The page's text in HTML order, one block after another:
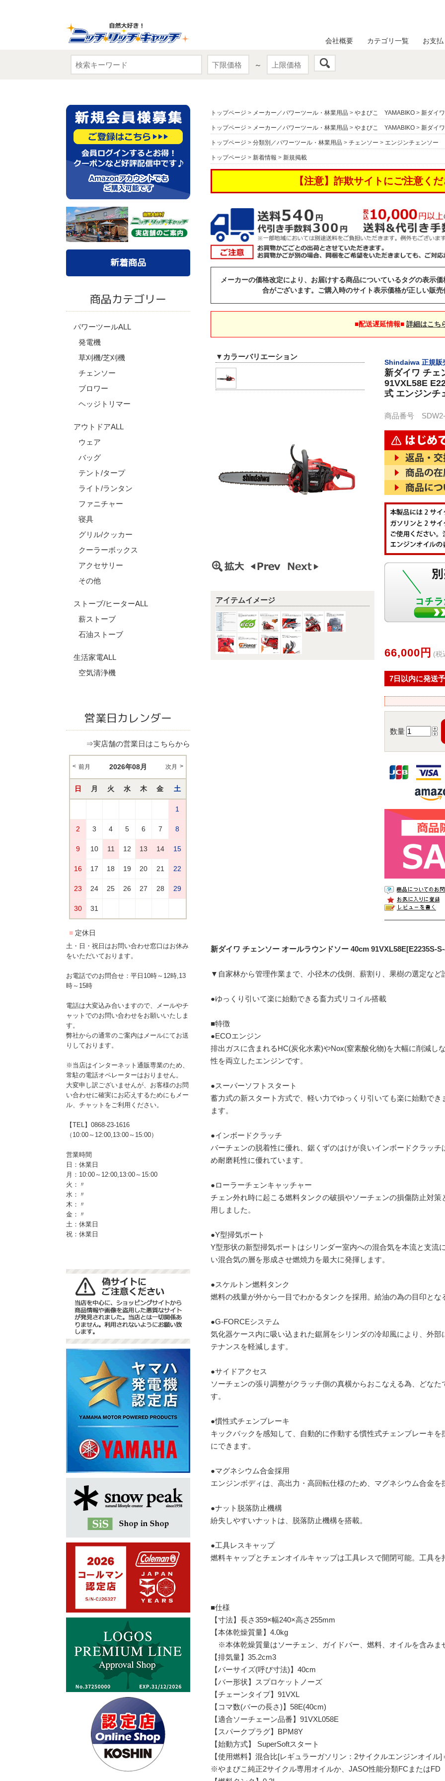
～
会社概要 カテゴリ一覧 お支
新着商品
商品カテゴリー
パワーツールALL
発電機
草刈機/芝刈機
チェンソー
ブロワー
ヘッジトリマー
アウトドアALL
ウェア
バッグ
テント/タープ
ライト/ランタン
ファニチャー
寝具
グリル/クッカー
クーラーボックス
アクセサリー
その他
ストーブ/ヒーターALL
薪ストーブ
石油ストーブ
生活家電ALL
空気清浄機
営業日カレンダー
⇒実店舗の営業日はこちらから
土・日・祝日はお問い合わせ窓口はお休み
をいただいております。
お電話でのお問合せ：平日10時～12時,13
時～15時
電話は大変込み合いますので、メールやチ
ャットでのお問い合わせをお願いいたしま
す。
弊社からの通常のご案内はメールにてお送
りしております。
※当店はインターネット通販専業のため、
常駐の電話オペレーターはおりません。
大変申し訳ございませんが、お客様のお問
い合わせに確実にお応えするためにもメー
ル、チャットをご利用ください。
【TEL】0868-23-1616
（10:00～12:00,13:00～15:00）
営業時間
日：休業日
月：10:00～12:00,13:00～15:00
火：〃
水：〃
木：〃
金：〃
土：休業日
祝：休業日
トップページ > メーカー／パワーツール・林業用品 > やまびこ YAMABIKO > 新ダイ
トップページ > メーカー／パワーツール・林業用品 > やまびこ YAMABIKO > 新ダイ
トップページ > 分類別／パワーツール・林業用品 > チェンソー > エンジンチェンソー
トップページ > 新着情報 > 新規掲載
【注意】詐欺サイトにご注意く
メーカーの価格改定により、お届けする商品についているタグの表示
合がございます。ご購入時のサイト表示価格が正しい販
■配送遅延情報■ 詳細はこち
Shindaiwa 正規販
新ダイワ チェ
91VXL58E
式 エンジンチ
商品番号 SDW2-
66,000円 (税
7日以内に発送
数量
▼カラーバリエーション
アイテムイメージ
新ダイワ チェンソー オールラウンドソー 40cm 91VXL58E[E2235S-
▼自家林から管理作業まで、小径木の伐倒、薪割り、果樹の選定な
●ゆっくり引いて楽に始動できる畜力式リコイル搭載
■特徴
●ECOエンジン
排出ガスに含まれるHC(炭化水素)やNox(窒素酸化物)を大幅に削減し
性を両立したエンジンです。
●スーパーソフトスタート
蓄力式の新スタート方式で、軽い力でゆっくり引いても楽に始動で
ます。
●インボードクラッチ
バーチェンの脱着性に優れ、鋸くずのはけが良いインボードクラッ
め耐磨耗性に優れています。
●ローラーチェンキャッチャー
チェン外れ時に起こる燃料タンクの破損やソーチェンの損傷防止対
用しました。
●Y型掃気ポート
Y型形状の新型掃気ポートはシリンダー室内への混合気を本流と支流
い混合気の層を形成させ燃焼力を最大に発揮します。
●スケルトン燃料タンク
燃料の残量が外から一目でわかるタンクを採用。給油の為の目印とな
●G-FORCEシステム
気化器ケース内に吸い込まれた鋸屑をシリンダの冷却風により、外
テナンスを軽減します。
●サイドアクセス
ソーチェンの張り調整がクラッチ側の真横からおこなえる為、どな
す。
●慣性式チェンブレーキ
キックバックを感知して、自動的に作動する慣性式チェンブレーキ
にできます。
●マグネシウム合金採用
エンジンボディは、高出力・高回転仕様のため、マグネシウム合金
●ナット脱落防止機構
紛失しやすいナットは、脱落防止機構を搭載。
●工具レスキャップ
燃料キャップとチェンオイルキャップは工具レスで開閉可能。工具
■仕様
【寸法】長さ359×幅240×高さ255mm
【本体乾燥質量】4.0kg
※本体乾燥質量はソーチェン、ガイドバー、燃料、オイルを含みま
【排気量】35.2cm3
【バーサイズ(呼び寸法)】40cm
【バー形状】スプロケットノーズ
【チェーンタイプ】91VXL
【コマ数(バーの長さ)】58E(40cm)
【適合ソーチェーン品番】91VXL058E
【スパークプラグ】BPM8Y
【始動方式】 SuperSoftスタート
【使用燃料】混合比[レギュラーガソリン：2サイクルエンジンオイル]
※やまびこ純正2サイクル専用オイルか、JASO性能分類FCまたはFD